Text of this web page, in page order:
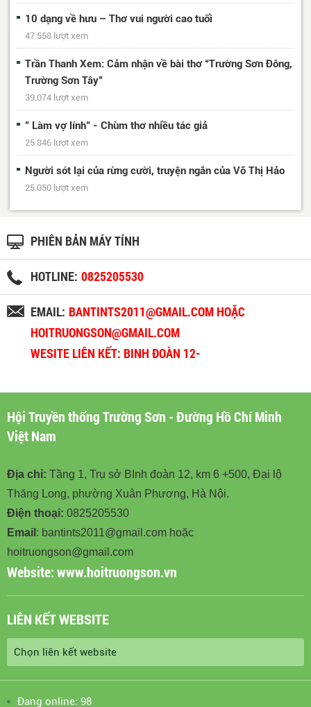
10 dạng về hưu – Thơ vui người cao tuổi
47.558 lượt xem
Trần Thanh Xem: Cảm nhận về bài thơ “Trường Sơn Đông,
Trường Sơn Tây”
39.074 lượt xem
" Làm vợ lính" - Chùm thơ nhiều tác giả
25.846 lượt xem
Người sót lại của rừng cười, truyện ngắn của Võ Thị Hảo
25.050 lượt xem
PHIÊN BẢN MÁY TÍNH
HOTLINE: 0825205530
EMAIL: BANTINTS2011@GMAIL.COM HOẶC
HOITRUONGSON@GMAIL.COM
WESITE LIÊN KẾT: BINH ĐOÀN 12-
Hội Truyền thống Trường Sơn - Đường Hồ Chí Minh
Việt Nam
Địa chỉ: Tầng 1, Trụ sở BInh đoàn 12, km 6 +500, Đại lộ
Thăng Long, phường Xuân Phương, Hà Nội.
Điện thoại: 0825205530
Email : bantints2011@gmail.com hoặc
hoitruongson@gmail.com
Website:www.hoitruongson.vn
LIÊN KẾT WEBSITE
Đang online: 98